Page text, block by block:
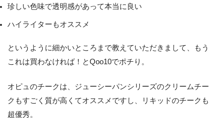
珍しい色味で透明感があって本当に良い
ハイライターもオススメ
というように細かいところまで教えていただきまして、もう
これは買わなければ！とQoo10でポチり。
オピュのチークは、ジューシーパンシリーズのクリームチー
クもすごく質が高くてオススメですし、リキッドのチークも
超優秀。